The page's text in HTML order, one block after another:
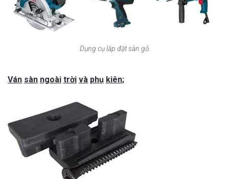
Dụng cụ lăp đặt sàn gỗ
Ván sàn ngoài trời và phụ kiên;